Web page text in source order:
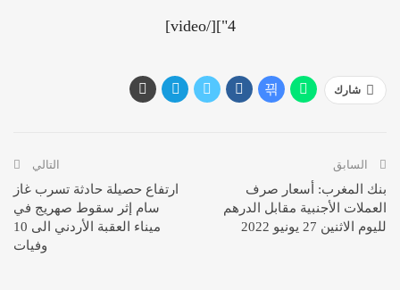
4"][/video]
شارك
السابق
بنك المغرب: أسعار صرف
العملات الأجنبية مقابل الدرهم
لليوم الاثنين 27 يونيو 2022
التالي
ارتفاع حصيلة حادثة تسرب غاز
سام إثر سقوط صهريج في
ميناء العقبة الأردني الى 10
وفيات